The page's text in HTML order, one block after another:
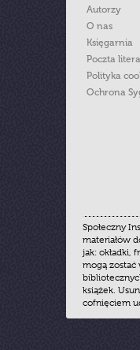
Autorzy
O nas
Księgarnia
Poczta
Polityka
Ochrona
Społeczny
materiałów
jak: okładki,
mogą zostać
książek.
cofnięciem